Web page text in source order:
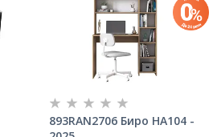
893RAN2706 Биро HA104 -